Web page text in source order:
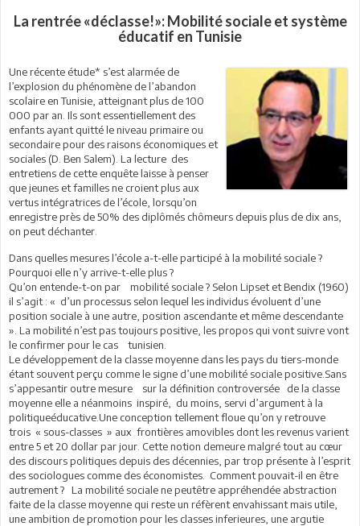
La rentrée «déclasse!»: Mobilité sociale et système
éducatif en Tunisie
Une récente étude* s’est alarmée de
l’explosion du phénomène de l’abandon
scolaire en Tunisie, atteignant plus de 100
000 par an. Ils sont essentiellement des
enfants ayant quitté le niveau primaire ou
secondaire pour des raisons économiques et
sociales (D. Ben Salem). La lecture des
entretiens de cette enquête laisse à penser
que jeunes et familles ne croient plus aux
vertus intégratrices de l’école, lorsqu’on
enregistre près de 50% des diplômés chômeurs depuis plus de dix ans,
on peut déchanter.
Dans quelles mesures l’école a-t-elle participé à la mobilité sociale ?
Pourquoi elle n’y arrive-t-elle plus ?
Qu’on entende-t-on par mobilité sociale ? Selon Lipset et Bendix (1960)
il s’agit : « d’un processus selon lequel les individus évoluent d’une
position sociale à une autre, position ascendante et même descendante
». La mobilité n’est pas toujours positive, les propos qui vont suivre vont
le confirmer pour le cas tunisien.
Le développement de la classe moyenne dans les pays du tiers-monde
étant souvent perçu comme le signe d’une mobilité sociale positive.Sans
s’appesantir outre mesure sur la définition controversée de la classe
moyenne elle a néanmoins inspiré, du moins, servi d’argument à la
politiqueéducative.Une conception tellement floue qu’on y retrouve
trois « sous-classes » aux frontières amovibles dont les revenus varient
entre 5 et 20 dollar par jour. Cette notion demeure malgré tout au cœur
des discours politiques depuis des décennies, par trop présente à l’esprit
des sociologues comme des économistes. Comment pouvait-il en être
autrement ? La mobilité sociale ne peutêtre appréhendée abstraction
faite de la classe moyenne qui reste un réfèrent envahissant mais utile,
une ambition de promotion pour les classes inferieures, une argutie